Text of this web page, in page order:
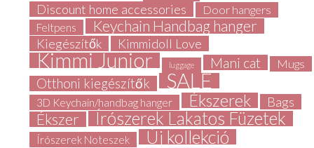
Discount home accessories Door hangers
Feltpens Keychain Handbag hanger
Kiegészítők Kimmidoll Love
Kimmi Junior luggage Mani cat Mugs
Otthoni kiegészítők SALE
3D Keychain/handbag hanger Ékszerek Bags
Ékszer Írószerek Lakatos Füzetek
Írószerek Noteszek Új kollekció